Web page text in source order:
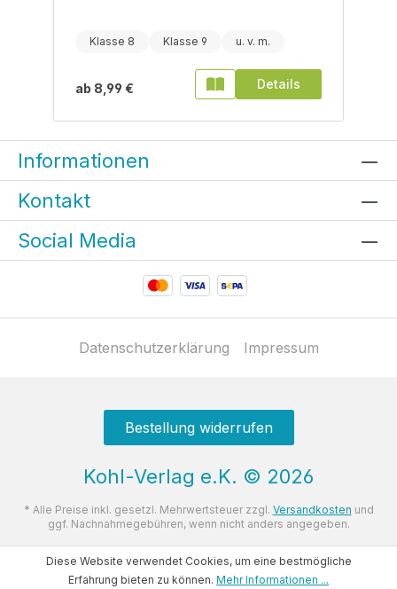
Klasse 8 Klasse 9
ab 8,99 € Details
Informationen
Kontakt
Social Media
Datenschutzerklärung Impressum
Bestellung widerrufen
Kohl-Verlag e.K. © 2026
* Alle Preise inkl. gesetzl. Mehrwertsteuer zzgl. Versandkosten und
ggf. Nachnahmegebühren, wenn nicht anders angegeben.
Diese Website verwendet Cookies, um eine bestmögliche
Erfahrung bieten zu können. Mehr Informationen ...